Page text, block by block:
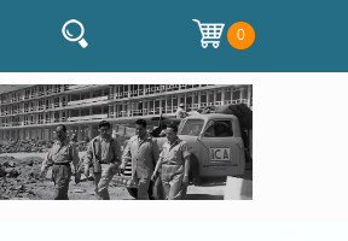
0